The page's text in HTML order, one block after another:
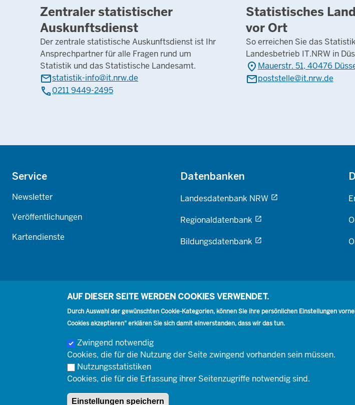
Zentraler statistischer
Auskunftsdienst
Der zentrale statistische Auskunftsdienst ist Ihr
Ansprechpartner für alle Fragen rund um
Statistik und das Statistische Landesamt.
mailstatistik-info@it.nrw.de
phone0211 9449-2495
Statistisches
vor Ort
So erreichen Sie das
Landesbetrieb IT.NRW in
placeMauerstr. 51, 40476
mailpoststelle@it.nrw.de
Footer
Service
Newsletter
Veröffentlichungen
Kartendienste
Datenbanken
Landesdatenbank NRW
Regionaldatenbank
Bildungsdatenbank
Presse Karriere
© Landesbetrieb Information und Technik Nordrhein-Westfalen (IT.NRW)
AUF DIESER SEITE WERDEN COOKIES VERWENDET.
Durch Auswahl der gewünschten Cookie-Kategorien, können Sie ihre persönlichen Einstellungen
Cookies akzeptieren" erklären Sie sich damit einverstanden, dass wir das tun.
Zwingend notwendig
Cookies, die für die Nutzung der Seite zwingend vorhanden sein müssen.
Nutzungsstatistiken
Cookies, die für die Erfassung ihrer Seitenzugriffe notwendig sind.
Einstellungen speichern